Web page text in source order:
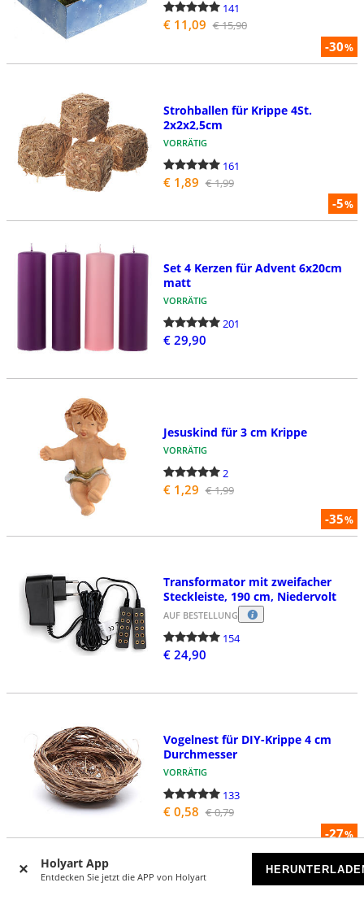
Holyart App
Entdecken Sie jetzt die APP von Holyart
-30%
141
€ 11,09 € 15,90
-5%
Strohballen für Krippe 4St.
2x2x2,5cm
VORRÄTIG
161
€ 1,89 € 1,99
Set 4 Kerzen für Advent 6x20cm
matt
VORRÄTIG
201
€ 29,90
-35%
Jesuskind für 3 cm Krippe
VORRÄTIG
2
€ 1,29 € 1,99
Transformator mit zweifacher
Steckleiste, 190 cm, Niedervolt
AUF BESTELLUNG
154
€ 24,90
-27%
Vogelnest für DIY-Krippe 4 cm
Durchmesser
VORRÄTIG
133
€ 0,58 € 0,79
MENGENSTAFFEL/N